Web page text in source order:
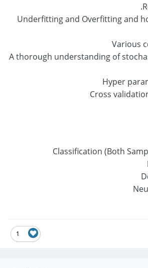
Underfitting and Overfitting and
Various
A thorough understanding of
Classification (Both
1